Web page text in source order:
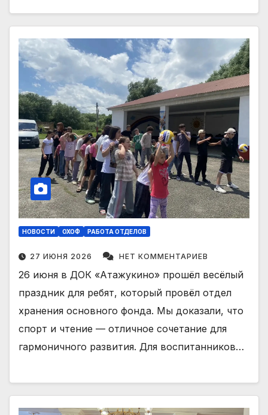
НОВОСТИ ОХОФ РАБОТА ОТДЕЛОВ
27 ИЮНЯ 2026 НЕТ КОММЕНТАРИЕВ
26 июня в ДОК «Атажукино» прошёл весёлый
праздник для ребят, который провёл отдел
хранения основного фонда. Мы доказали, что
спорт и чтение — отличное сочетание для
гармоничного развития. Для воспитанников…